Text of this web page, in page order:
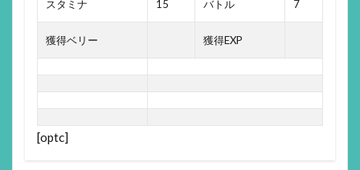
スタミナ 15 バトル 7
獲得ベリー 獲得EXP
[optc]